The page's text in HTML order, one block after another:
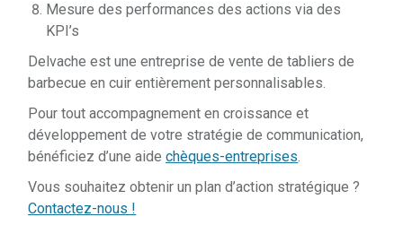
Mesure des performances des actions via des
KPI’s
Delvache est une entreprise de vente de tabliers de
barbecue en cuir entièrement personnalisables.
Pour tout accompagnement en croissance et
développement de votre stratégie de communication,
bénéficiez d’une aidechèques-entreprises.
Vous souhaitez obtenir un plan d’action stratégique ?
Contactez-nous !